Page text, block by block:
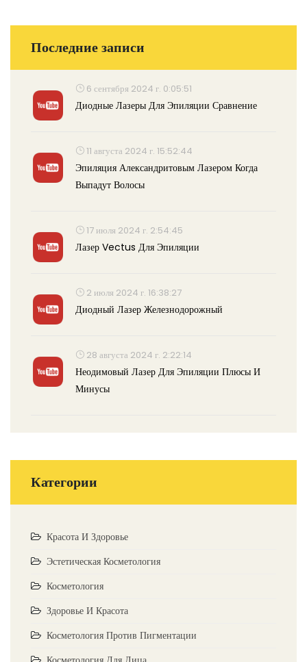
Последние записи
6 сентября 2024 г. 0:05:51
Диодные Лазеры Для Эпиляции Сравнение
11 августа 2024 г. 15:52:44
Эпиляция Александритовым Лазером Когда
Выпадут Волосы
17 июля 2024 г. 2:54:45
Лазер Vectus Для Эпиляции
2 июля 2024 г. 16:38:27
Диодный Лазер Железнодорожный
28 августа 2024 г. 2:22:14
Неодимовый Лазер Для Эпиляции Плюсы И
Минусы
Категории
Красота И Здоровье
Эстетическая Косметология
Косметология
Здоровье И Красота
Косметология Против Пигментации